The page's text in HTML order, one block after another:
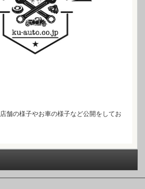
舗の様子やお車の様子など公開をしてお